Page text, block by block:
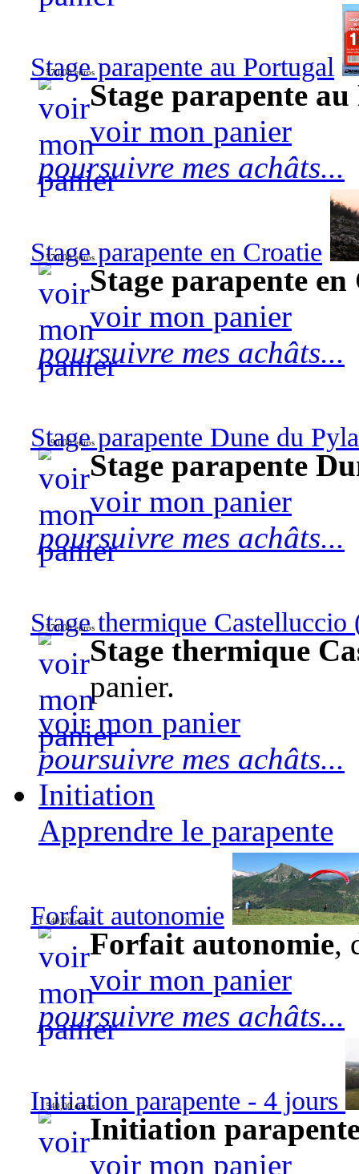
Stage parapente au Portugal
570,00 euros
Stage parapente
voir mon panier
poursuivre mes achâts...
Stage parapente en Croatie
570,00 euros
Stage parapente
voir mon panier
poursuivre mes achâts...
Stage parapente Dune du
90,00 euros
Stage parapente
voir mon panier
poursuivre mes achâts...
Stage thermique Castelluccio
570,00 euros
Stage thermique
panier.
voir mon panier
poursuivre mes achâts...
Initiation
Apprendre le parapente
Forfait autonomie
1 340,00 euros
Forfait autonomie,
voir mon panier
poursuivre mes achâts...
Initiation parapente - 4 jours
540,00 euros
Initiation
voir mon panier